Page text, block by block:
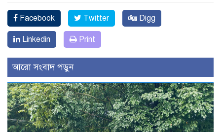
Facebook Twitter Digg
Linkedin Print
আরো সংবাদ পড়ুন